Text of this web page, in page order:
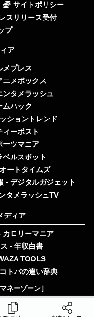
サイトポリシー
スリリース受付
プ
ア
メプレス
ニメボックス
ンタメラッシュ
ムハック
ショントレンド
ィーポスト
ーツマニア
ルスポット
ートタイムズ
- デジタルガジェット
タメラッシュTV
ディア
カロリーマニア
- 年収白書
TOOLS
トバの違い辞典
ネーゾーン］